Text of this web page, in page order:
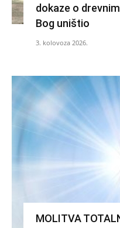
dokaze o
Bog uništio
3. kolovoza 2026.
MOLITVA